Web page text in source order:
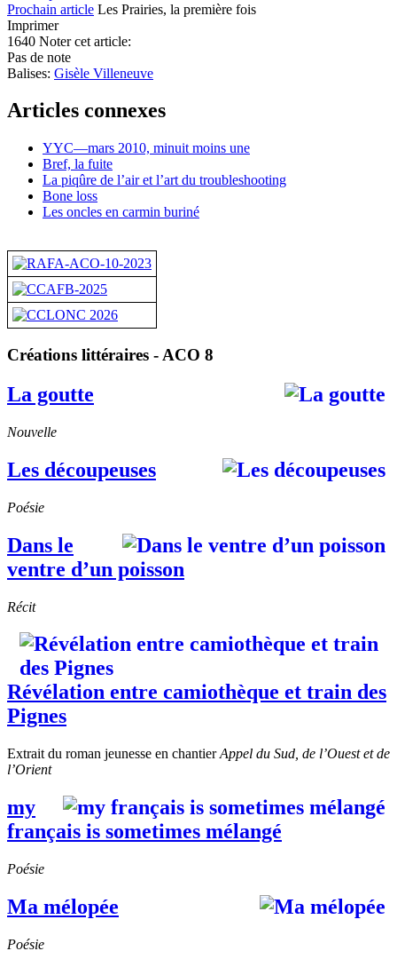
Prochain article Les Prairies, la première fois
Imprimer
1640 Noter cet article:
Pas de note
Balises: Gisèle Villeneuve
Articles connexes
YYC—mars 2010, minuit moins une
Bref, la fuite
La piqûre de l’air et l’art du troubleshooting
Bone loss
Les oncles en carmin buriné
Créations littéraires - ACO 8
La goutte
Nouvelle
Les découpeuses
Poésie
Dans le
ventre d’un poisson
Récit
Révélation entre camiothèque et train des
Pignes
Extrait du roman jeunesse en chantierAppel du Sud, de l’Ouest et de
l’Orient
my
français is sometimes mélangé
Poésie
Ma mélopée
Poésie